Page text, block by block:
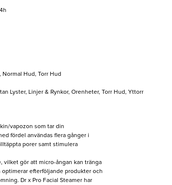
Hud, Torr Hud
Lyster, Linjer & Rynkor, Orenheter, Torr Hud, Yttorr
vapozon som tar din
fördel användas flera gånger i
porer samt stimulera
gör att micro-ångan kan tränga
efterföljande produkter och
Dr x Pro Facial Steamer har